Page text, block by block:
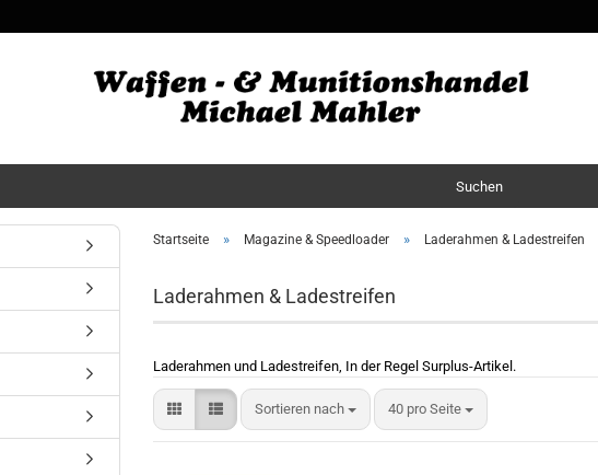
Suchen
Startseite » Magazine & Speedloader » Laderahmen & Ladestreifen
Laderahmen & Ladestreifen
Laderahmen und Ladestreifen, In der Regel Surplus-Artikel.
Sortieren nach 40 pro Seite